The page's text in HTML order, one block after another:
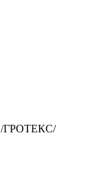
ГРОТЕКС/